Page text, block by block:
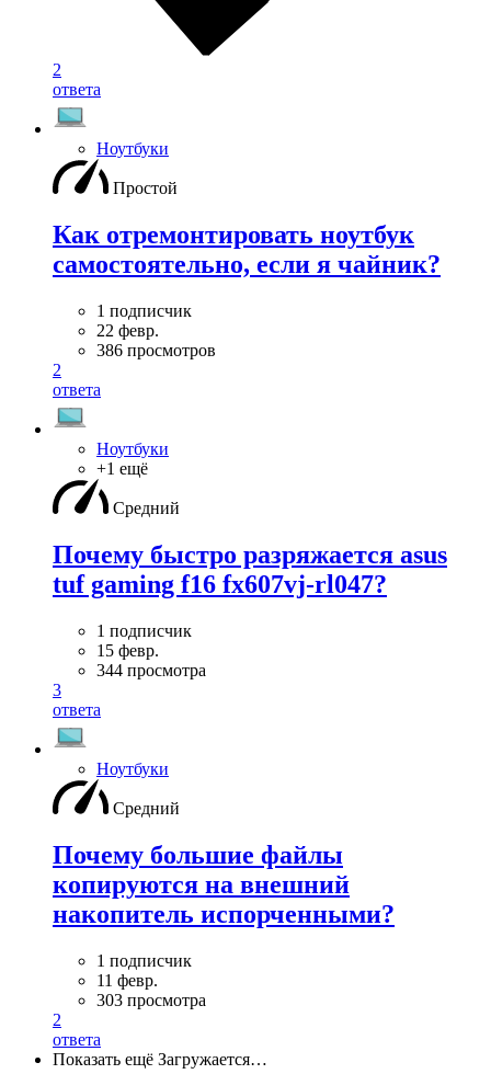
2
ответа
Ноутбуки
Простой
Как отремонтировать ноутбук
самостоятельно, если я чайник?
1 подписчик
22 февр.
386 просмотров
2
ответа
Ноутбуки
+1 ещё
Средний
Почему быстро разряжается asus
tuf gaming f16 fx607vj-rl047?
1 подписчик
15 февр.
344 просмотра
3
ответа
Ноутбуки
Средний
Почему большие файлы
копируются на внешний
накопитель испорченными?
1 подписчик
11 февр.
303 просмотра
2
ответа
Показать ещё Загружается…